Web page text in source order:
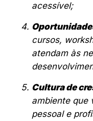
acessível;
cursos,
atendam às
Cultura de
ambiente que
pessoal e